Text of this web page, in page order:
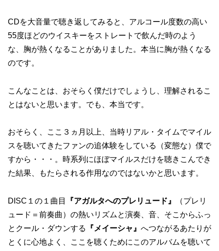
CDを大音量で聴き返してみると、アルコール度数の高い
55度ほどのウイスキーをストレートで飲んだ時のよう
な、胸が熱くなることがありました。本当に胸が熱くなる
のです。
こんなことは、おそらく僕だけでしょうし、理解されるこ
とはないと思います。でも、本当です。
おそらく、ここ３ヵ月以上、当時リアル・タイムでマイル
スを聴いてきたファンの追体験をしている（変態な）僕で
すから・・・。時系列にほぼマイルスだけを聴きこんでき
た結果、もたらされる作用なのではないかと思います。
DISC１の１曲目 『アガルタへのプレリュード』
（プレリ
ュード＝前奏曲）の熱いリズムと演奏、音、そこからふっ
とクール・ダウンする
『メイーシャ』 へつながるあたりが
とくに心地よく、ここを聴くためにこのアルバムを聴いて